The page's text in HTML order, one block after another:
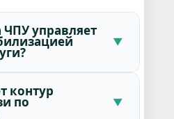
ЧПУ управляет
контур
по